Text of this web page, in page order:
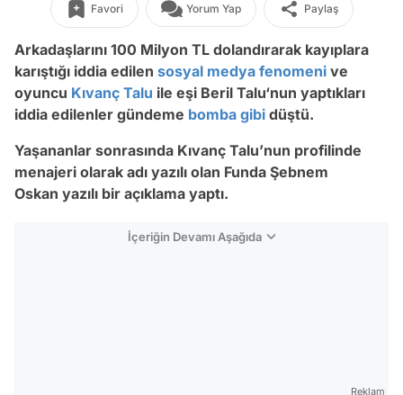
Favori Yorum Yap Paylaş
Arkadaşlarını 100 Milyon TL dolandırarak kayıplara
karıştığı iddia edilen sosyal medya fenomeni ve
oyuncu Kıvanç Talu ile eşi Beril Talu‘nun yaptıkları
iddia edilenler gündeme bomba gibi düştü.
Yaşananlar sonrasında Kıvanç Talu’nun profilinde
menajeri olarak adı yazılı olan Funda Şebnem
Oskan yazılı bir açıklama yaptı.
İçeriğin Devamı Aşağıda
Reklam